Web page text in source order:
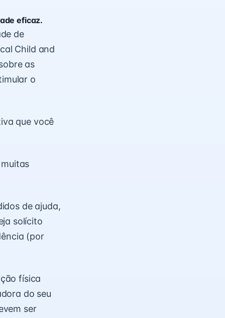
eficaz.
de
Child and
as
o
que você
de ajuda,
solícito
(por
física
do seu
ser